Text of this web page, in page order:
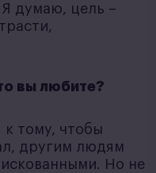
Я думаю, цель –
вы любите?
к тому, чтобы
другим людям
Но не